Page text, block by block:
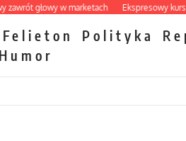
głowy w marketach Ekspresowy kurs
Felieton Polityka
Humor